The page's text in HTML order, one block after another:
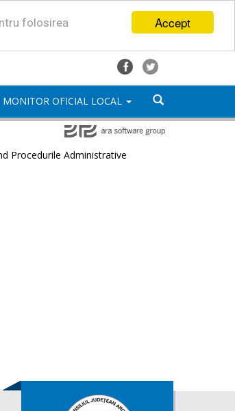
Accept
folosirea
MONITOR OFICIAL LOCAL
Procedurile Administrative